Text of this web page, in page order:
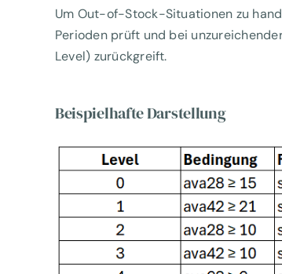
Um Out-of-Stock-Situationen zu
Perioden prüft und bei
Level) zurückgreift.
Beispielhafte Darstellung